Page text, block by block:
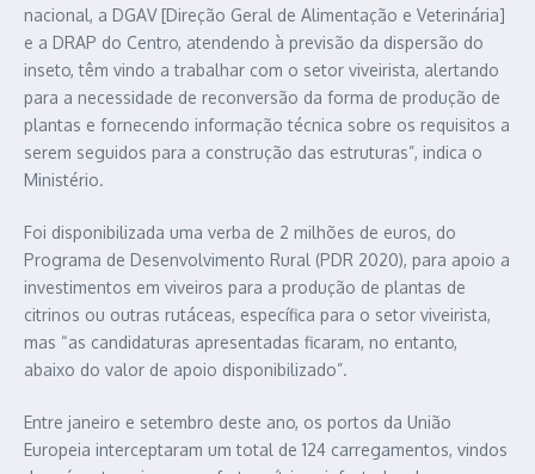
nacional, a DGAV [Direção Geral de Alimentação e Veterinária]
e a DRAP do Centro, atendendo à previsão da dispersão do
inseto, têm vindo a trabalhar com o setor viveirista, alertando
para a necessidade de reconversão da forma de produção de
plantas e fornecendo informação técnica sobre os requisitos a
serem seguidos para a construção das estruturas”, indica o
Ministério.
Foi disponibilizada uma verba de 2 milhões de euros, do
Programa de Desenvolvimento Rural (PDR 2020), para apoio a
investimentos em viveiros para a produção de plantas de
citrinos ou outras rutáceas, específica para o setor viveirista,
mas “as candidaturas apresentadas ficaram, no entanto,
abaixo do valor de apoio disponibilizado”.
Entre janeiro e setembro deste ano, os portos da União
Europeia interceptaram um total de 124 carregamentos, vindos